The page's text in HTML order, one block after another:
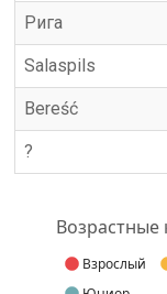
Рига
Salaspils
Bereść
?
Взрослый
Возрастные